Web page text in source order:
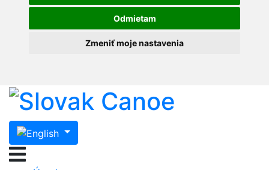
Odmietam
Zmeniť moje nastavenia